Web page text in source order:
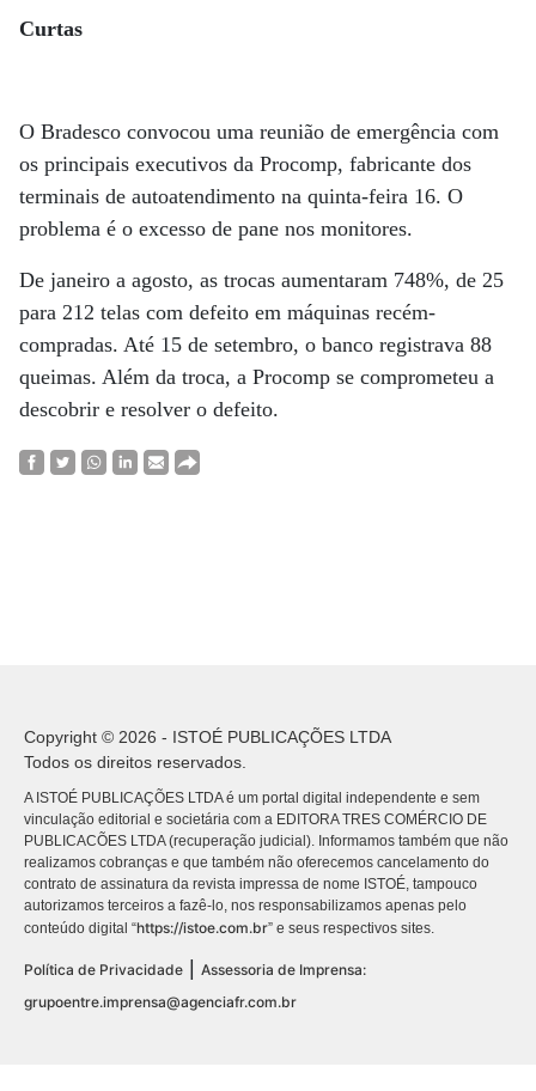
Curtas
O Bradesco convocou uma reunião de emergência com
os principais executivos da Procomp, fabricante dos
terminais de autoatendimento na quinta-feira 16. O
problema é o excesso de pane nos monitores.
De janeiro a agosto, as trocas aumentaram 748%, de 25
para 212 telas com defeito em máquinas recém-
compradas. Até 15 de setembro, o banco registrava 88
queimas. Além da troca, a Procomp se comprometeu a
descobrir e resolver o defeito.
Copyright © 2026 - ISTOÉ PUBLICAÇÕES LTDA
Todos os direitos reservados.
A ISTOÉ PUBLICAÇÕES LTDA é um portal digital independente e sem
vinculação editorial e societária com a EDITORA TRES COMÉRCIO DE
PUBLICACÕES LTDA (recuperação judicial). Informamos também que não
realizamos cobranças e que também não oferecemos cancelamento do
contrato de assinatura da revista impressa de nome ISTOÉ, tampouco
autorizamos terceiros a fazê-lo, nos responsabilizamos apenas pelo
conteúdo digital “https://istoe.com.br” e seus respectivos sites.
Política de Privacidade
Assessoria de Imprensa:
grupoentre.imprensa@agenciafr.com.br